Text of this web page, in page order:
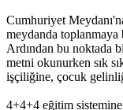
Cumhuriyet
meydanda toplanmaya
Ardından bu noktada
metni okunurken sık
işçiliğine, çocuk
4+4+4 eğitim sistemine